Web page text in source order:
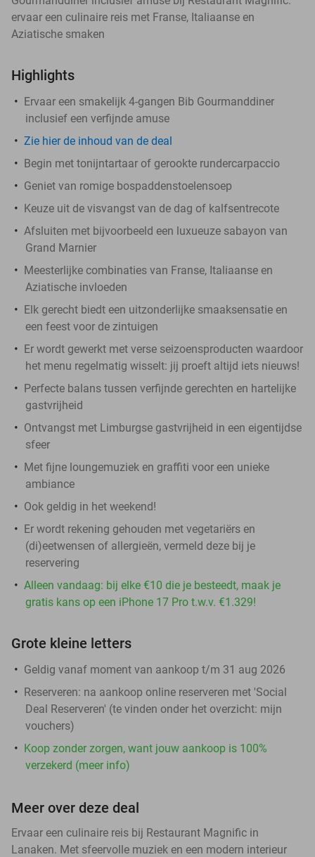
ervaar een culinaire reis met Franse, Italiaanse en
Aziatische smaken
Highlights
Ervaar een smakelijk 4-gangen Bib Gourmanddiner
inclusief een verfijnde amuse
Zie hier de inhoud van de deal
Begin met tonijntartaar of gerookte rundercarpaccio
Geniet van romige bospaddenstoelensoep
Keuze uit de visvangst van de dag of kalfsentrecote
Afsluiten met bijvoorbeeld een luxueuze sabayon van
Grand Marnier
Meesterlijke combinaties van Franse, Italiaanse en
Aziatische invloeden
Elk gerecht biedt een uitzonderlijke smaaksensatie en
een feest voor de zintuigen
Er wordt gewerkt met verse seizoensproducten waardoor
het menu regelmatig wisselt: jij proeft altijd iets nieuws!
Perfecte balans tussen verfijnde gerechten en hartelijke
gastvrijheid
Ontvangst met Limburgse gastvrijheid in een eigentijdse
sfeer
Met fijne loungemuziek en graffiti voor een unieke
ambiance
Ook geldig in het weekend!
Er wordt rekening gehouden met vegetariërs en
(di)eetwensen of allergieën, vermeld deze bij je
reservering
Alleen vandaag: bij elke €10 die je besteedt, maak je
gratis kans op een iPhone 17 Pro t.w.v. €1.329!
Grote kleine letters
Geldig vanaf moment van aankoop t/m 31 aug 2026
Reserveren: na aankoop online reserveren met 'Social
Deal Reserveren' (te vinden onder het overzicht: mijn
vouchers)
Koop zonder zorgen, want jouw aankoop is 100%
verzekerd (meer info)
Meer over deze deal
Ervaar een culinaire reis bij Restaurant Magnific in
Lanaken. Met sfeervolle muziek en een modern interieur